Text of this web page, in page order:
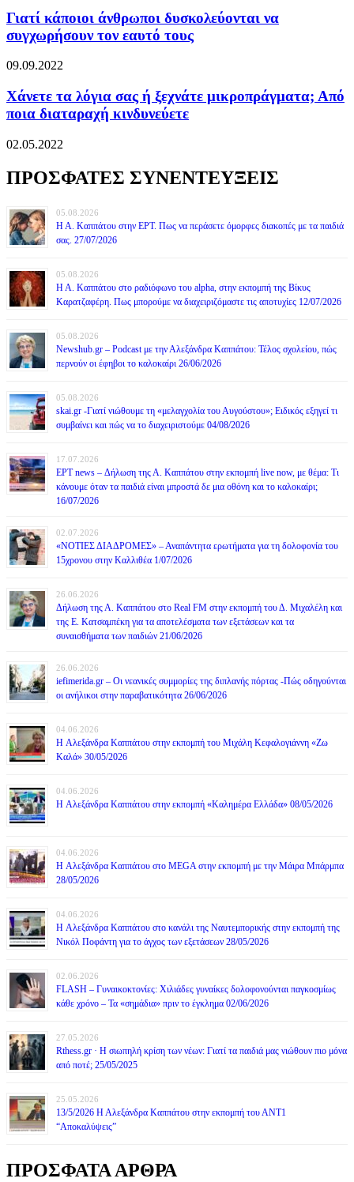
Γιατί κάποιοι άνθρωποι δυσκολεύονται να
συγχωρήσουν τον εαυτό τους
09.09.2022
Χάνετε τα λόγια σας ή ξεχνάτε μικροπράγματα; Από
ποια διαταραχή κινδυνεύετε
02.05.2022
ΠΡΟΣΦΑΤΕΣ ΣΥΝΕΝΤΕΥΞΕΙΣ
05.08.2026
Η Α. Καππάτου στην ΕΡΤ. Πως να περάσετε όμορφες διακοπές με τα παιδιά
σας. 27/07/2026
05.08.2026
Η Α. Καππάτου στο ραδιόφωνο του alpha, στην εκπομπή της Βίκυς
Καρατζαφέρη. Πως μπορούμε να διαχειριζόμαστε τις αποτυχίες 12/07/2026
05.08.2026
Newshub.gr – Podcast με την Αλεξάνδρα Καππάτου: Τέλος σχολείου, πώς
περνούν οι έφηβοι το καλοκαίρι 26/06/2026
05.08.2026
skai.gr -Γιατί νιώθουμε τη «μελαγχολία του Αυγούστου»; Ειδικός εξηγεί τι
συμβαίνει και πώς να το διαχειριστούμε 04/08/2026
17.07.2026
ΕΡΤ news – Δήλωση της Α. Καππάτου στην εκπομπή live now, με θέμα: Τι
κάνουμε όταν τα παιδιά είναι μπροστά δε μια οθόνη και το καλοκαίρι;
16/07/2026
02.07.2026
«ΝΟΤΙΕΣ ΔΙΑΔΡΟΜΕΣ» – Αναπάντητα ερωτήματα για τη δολοφονία του
15χρονου στην Καλλιθέα 1/07/2026
26.06.2026
Δήλωση της Α. Καππάτου στο Real FM στην εκπομπή του Δ. Μιχαλέλη και
της Ε. Κατσαμπέκη για τα αποτελέσματα των εξετάσεων και τα
συναισθήματα των παιδιών 21/06/2026
26.06.2026
iefimerida.gr – Οι νεανικές συμμορίες της διπλανής πόρτας -Πώς οδηγούνται
οι ανήλικοι στην παραβατικότητα 26/06/2026
04.06.2026
H Αλεξάνδρα Καππάτου στην εκπομπή του Μιχάλη Κεφαλογιάννη «Ζω
Καλά» 30/05/2026
04.06.2026
H Αλεξάνδρα Καππάτου στην εκπομπή «Καλημέρα Ελλάδα» 08/05/2026
04.06.2026
H Αλεξάνδρα Καππάτου στο MEGA στην εκπομπή με την Μάιρα Mπάρμπα
28/05/2026
04.06.2026
H Αλεξάνδρα Καππάτου στο κανάλι της Ναυτεμπορικής στην εκπομπή της
Νικόλ Ποφάντη για το άγχος των εξετάσεων 28/05/2026
02.06.2026
FLASH – Γυναικοκτονίες: Χιλιάδες γυναίκες δολοφονούνται παγκοσμίως
κάθε χρόνο – Τα «σημάδια» πριν το έγκλημα 02/06/2026
27.05.2026
Rthess.gr · Η σιωπηλή κρίση των νέων: Γιατί τα παιδιά μας νιώθουν πιο μόνα
από ποτέ; 25/05/2025
25.05.2026
13/5/2026 Η Αλεξάνδρα Καππάτου στην εκπομπή του ΑΝΤ1
“Αποκαλύψεις”
ΠΡΟΣΦΑΤΑ ΑΡΘΡΑ